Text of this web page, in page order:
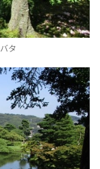
タ